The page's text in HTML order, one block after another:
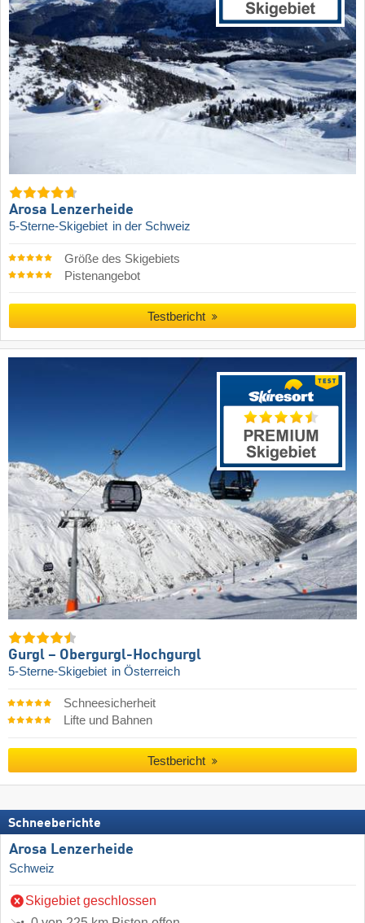
Arosa Lenzerheide
5-Sterne-Skigebiet in der Schweiz
Größe des Skigebiets
Pistenangebot
Testbericht
Gurgl – Obergurgl-Hochgurgl
5-Sterne-Skigebiet in Österreich
Schneesicherheit
Lifte und Bahnen
Testbericht
Schneeberichte
Arosa Lenzerheide
Schweiz
Skigebiet geschlossen